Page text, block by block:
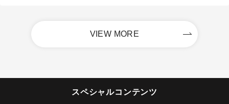
VIEW MORE
スペシャルコンテンツ